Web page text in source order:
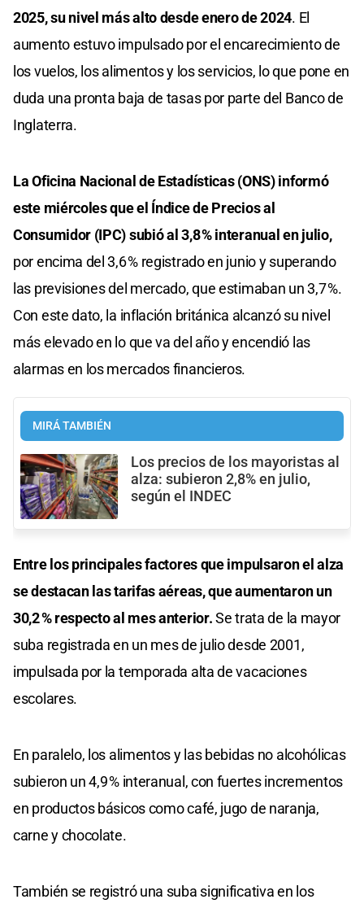
2025, su nivel más alto desde enero de 2024. El
aumento estuvo impulsado por el encarecimiento de
los vuelos, los alimentos y los servicios, lo que pone en
duda una pronta baja de tasas por parte del Banco de
Inglaterra.
La Oficina Nacional de Estadísticas (ONS) informó
este miércoles que el Índice de Precios al
Consumidor (IPC) subió al 3,8 % interanual en julio,
por encima del 3,6 % registrado en junio y superando
las previsiones del mercado, que estimaban un 3,7 %.
Con este dato, la inflación británica alcanzó su nivel
más elevado en lo que va del año y encendió las
alarmas en los mercados financieros.
MIRÁ TAMBIÉN
Los precios de los mayoristas al
alza: subieron 2,8% en julio,
según el INDEC
Entre los principales factores que impulsaron el alza
se destacan las tarifas aéreas, que aumentaron un
30,2 % respecto al mes anterior.Se trata de la mayor
suba registrada en un mes de julio desde 2001,
impulsada por la temporada alta de vacaciones
escolares.
En paralelo, los alimentos y las bebidas no alcohólicas
subieron un 4,9 % interanual, con fuertes incrementos
en productos básicos como café, jugo de naranja,
carne y chocolate.
También se registró una suba significativa en los